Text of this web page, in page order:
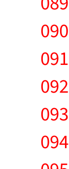
090
091
092
093
094